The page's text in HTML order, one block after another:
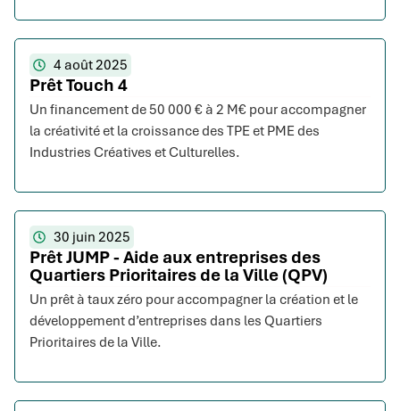
4 août 2025
Prêt Touch 4
Un financement de 50 000 € à 2 M€ pour accompagner
la créativité et la croissance des TPE et PME des
Industries Créatives et Culturelles.
30 juin 2025
Prêt JUMP - Aide aux entreprises des
Quartiers Prioritaires de la Ville (QPV)
Un prêt à taux zéro pour accompagner la création et le
développement d’entreprises dans les Quartiers
Prioritaires de la Ville.